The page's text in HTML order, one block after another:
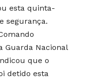
esta quinta-
segurança.
Guarda Nacional
que o
detido esta